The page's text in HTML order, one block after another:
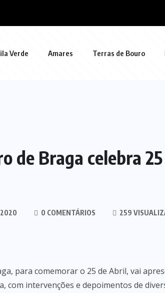
Verde Amares Terras de Bouro
de Braga celebra
0 COMENTÁRIOS 259
para comemorar o 25 de Abril, vai
com intervenções e depoimentos de